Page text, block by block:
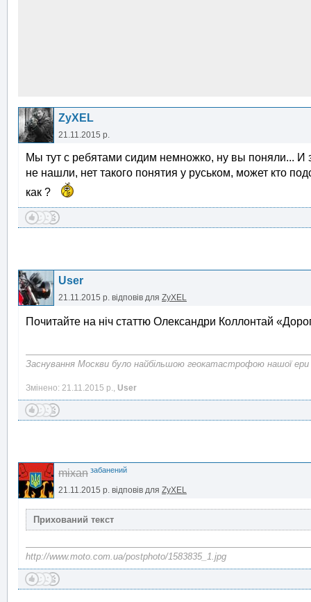
ZyXEL
21.11.2015 р.
Мы тут с ребятами сидим немножко, ну вы поняли... И
не нашли, нет такого понятия у руськом, может кто
как ?
User
21.11.2015 р. відповів для ZyXEL
Почитайте на ніч статтю Олександри Коллонтай
Заснування Москви було найбільшою геокатастрофою нашої ери
Змінено: 21.11.2015 р., User
mixan забанений
21.11.2015 р. відповів для ZyXEL
http://www.moto.com.ua/postphoto/1583835_1.jpg